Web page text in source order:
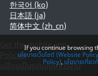
한국어 ‎(ko)‎
日本語 ‎(ja)‎
简体中文 ‎(zh_cn)‎
Get the mobile app
Policies
เปลี่ยนเป็นรูปแบบมาตรฐาน
If you continue browsing
นโยบายเว็บไซต์ (Website
Policy) นโยบายเกี่ย